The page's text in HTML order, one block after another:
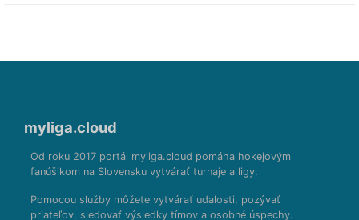
myliga.cloud
Od roku 2017 portál myliga.cloud pomáha hokejovým
fanúšikom na Slovensku vytvárať turnaje a ligy.
Pomocou služby môžete vytvárať udalosti, pozývať
priateľov, sledovať výsledky tímov a osobné úspechy.